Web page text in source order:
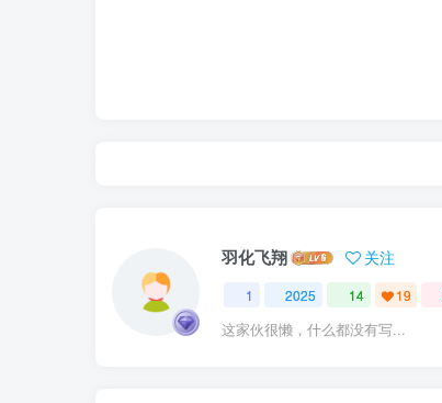
羽化飞翔 关注
1 2025 14 19
这家伙很懒，什么都没有写...